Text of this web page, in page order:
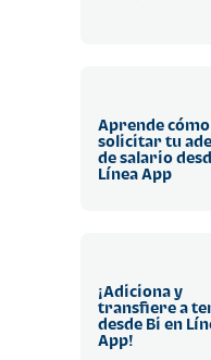
Aprende cómo
solicitar tu
de salario
Línea App
¡Adiciona y
transfiere a
desde Bi en
App!